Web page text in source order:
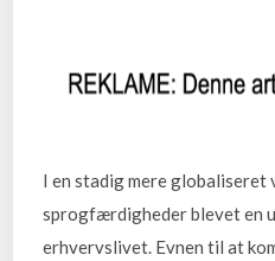
I en stadig mere globaliseret
sprogfærdigheder blevet en
erhvervslivet. Evnen til at